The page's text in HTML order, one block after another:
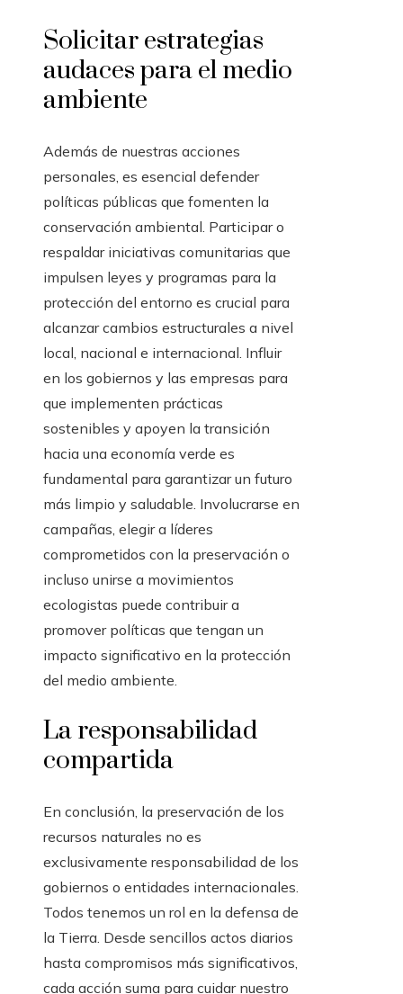
Solicitar estrategias
audaces para el medio
ambiente
Además de nuestras acciones
personales, es esencial defender
políticas públicas que fomenten la
conservación ambiental. Participar o
respaldar iniciativas comunitarias que
impulsen leyes y programas para la
protección del entorno es crucial para
alcanzar cambios estructurales a nivel
local, nacional e internacional. Influir
en los gobiernos y las empresas para
que implementen prácticas
sostenibles y apoyen la transición
hacia una economía verde es
fundamental para garantizar un futuro
más limpio y saludable. Involucrarse en
campañas, elegir a líderes
comprometidos con la preservación o
incluso unirse a movimientos
ecologistas puede contribuir a
promover políticas que tengan un
impacto significativo en la protección
del medio ambiente.
La responsabilidad
compartida
En conclusión, la preservación de los
recursos naturales no es
exclusivamente responsabilidad de los
gobiernos o entidades internacionales.
Todos tenemos un rol en la defensa de
la Tierra. Desde sencillos actos diarios
hasta compromisos más significativos,
cada acción suma para cuidar nuestro